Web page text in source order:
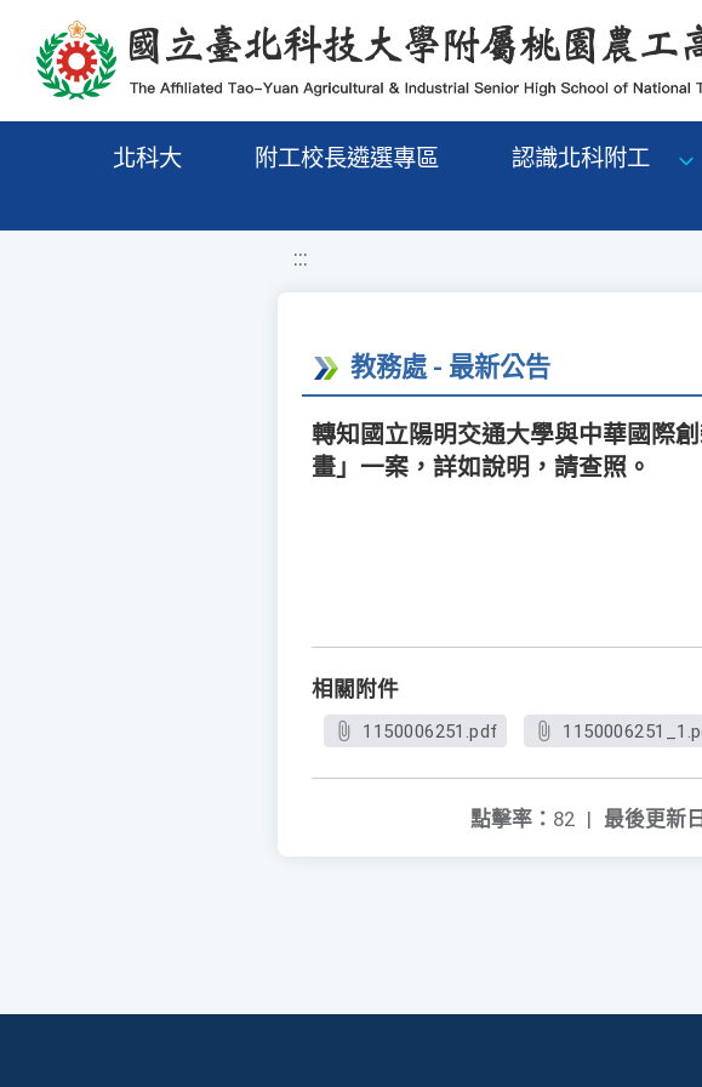
移至網頁之主要內容區位置
北科大 附工校長遴選專區 認識北科附工
:::
教務處 - 最新公告
轉知國立陽明交通大學與中華國際
畫」一案，詳如說明，請查照。
相關附件
1150006251.pdf
最後更新
點擊率： 82 |